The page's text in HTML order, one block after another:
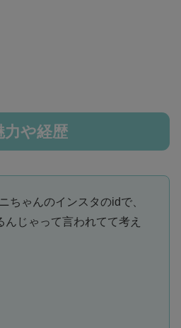
力や経歴
ちゃんのインスタのidで、
んじゃって言われてて考え